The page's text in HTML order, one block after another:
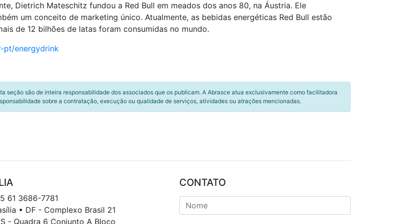
Dietrich Mateschitz fundou a Red Bull em meados dos anos 80, na Áustria. Ele
um conceito de marketing único. Atualmente, as bebidas energéticas Red Bull estão
de 12 bilhões de latas foram consumidas no mundo.
pt/energydrink
seção são de inteira responsabilidade dos associados que os publicam. A Abrasce atua exclusivamente como facilitadora
sobre a contratação, execução ou qualidade de serviços, atividades ou atrações mencionadas.
61 3686-7781
• DF - Complexo Brasil 21
- Quadra 6 Conjunto A Bloco
CONTATO